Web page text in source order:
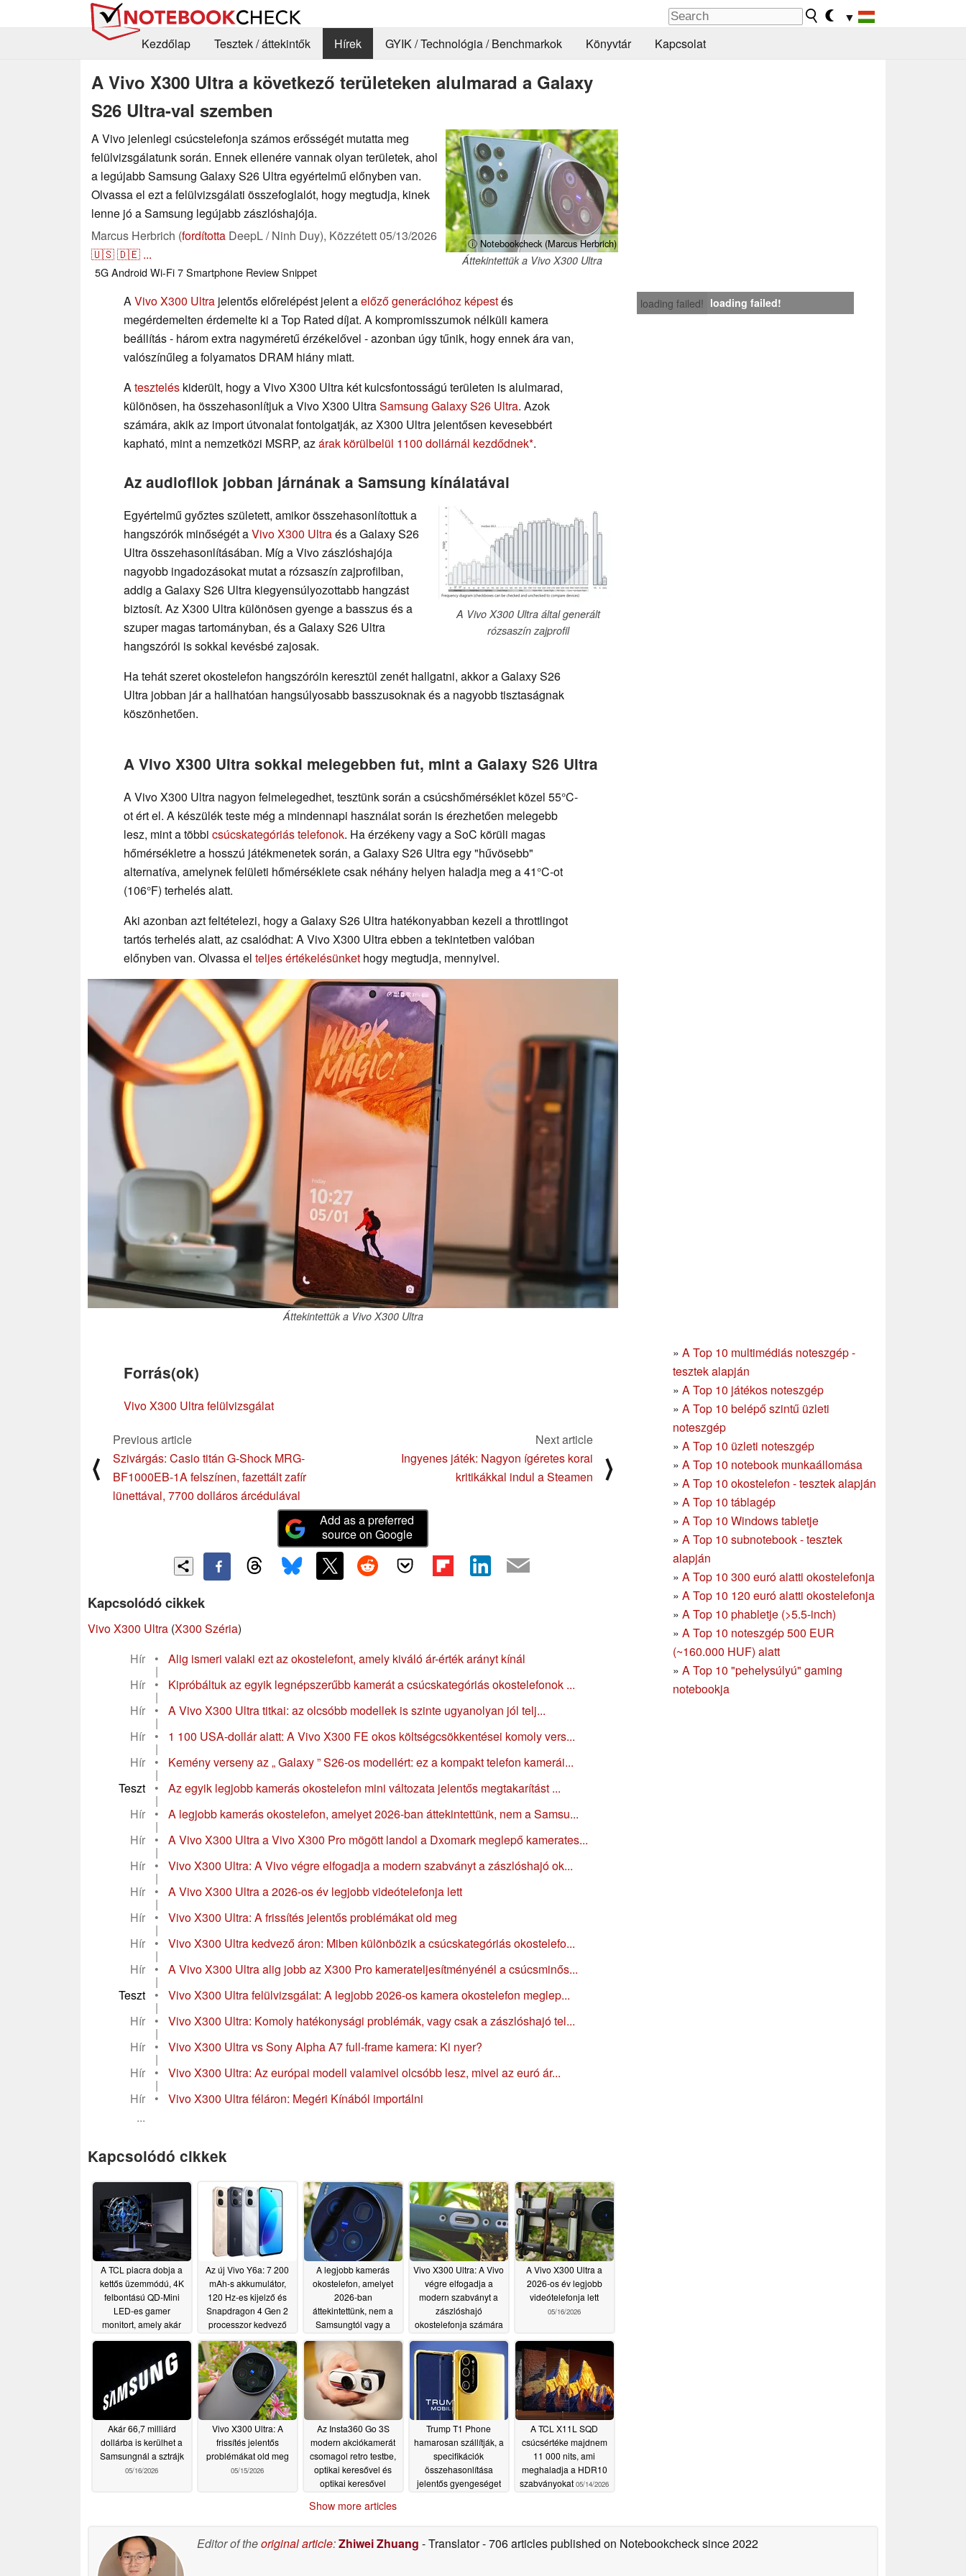
▼
Kezdőlap
Tesztek / áttekintők Hírek GYIK / Technológia / Benchmarkok Könyvtár Kapcsolat
A Vivo X300 Ultra a következő területeken alulmarad a Galaxy
S26 Ultra-val szemben
ⓘ Notebookcheck (Marcus Herbrich)
Áttekintettük a Vivo X300 Ultra
A Vivo jelenlegi csúcstelefonja számos erősségét mutatta meg
felülvizsgálatunk során. Ennek ellenére vannak olyan területek, ahol
a legújabb Samsung Galaxy S26 Ultra egyértelmű előnyben van.
Olvassa el ezt a felülvizsgálati összefoglalót, hogy megtudja, kinek
lenne jó a Samsung legújabb zászlóshajója.
Marcus Herbrich (fordította DeepL / Ninh Duy), Közzétett05/13/2026
🇺🇸🇩🇪 ...
5GAndroidWi-Fi 7Smartphone Review Snippet
loading failed! loading failed!
AVivo X300 Ultra jelentős előrelépést jelent aelőző generációhoz képestés
megérdemelten érdemelte ki a Top Rated díjat. A kompromisszumok nélküli kamera
beállítás - három extra nagyméretű érzékelővel - azonban úgy tűnik, hogy ennek ára van,
valószínűleg a folyamatos DRAM hiány miatt.
Atesztelés kiderült, hogy a Vivo X300 Ultra két kulcsfontosságú területen is alulmarad,
különösen, ha összehasonlítjuk a Vivo X300 UltraSamsung Galaxy S26 Ultra. Azok
számára, akik az import útvonalat fontolgatják, az X300 Ultra jelentősen kevesebbért
kapható, mint a nemzetközi MSRP, azárak körülbelül 1100 dollárnál kezdődnek .
Az audiofilok jobban járnának a Samsung kínálatával
A Vivo X300 Ultra által generált
rózsaszín zajprofil
Egyértelmű győztes született, amikor összehasonlítottuk a
hangszórók minőségét aVivo X300 Ultraés a Galaxy S26
Ultra összehasonlításában. Míg a Vivo zászlóshajója
nagyobb ingadozásokat mutat a rózsaszín zajprofilban,
addig a Galaxy S26 Ultra kiegyensúlyozottabb hangzást
biztosít. Az X300 Ultra különösen gyenge a basszus és a
szuper magas tartományban, és a Galaxy S26 Ultra
hangszórói is sokkal kevésbé zajosak.
Ha tehát szeret okostelefon hangszóróin keresztül zenét hallgatni, akkor a Galaxy S26
Ultra jobban jár a hallhatóan hangsúlyosabb basszusoknak és a nagyobb tisztaságnak
köszönhetően.
A Vivo X300 Ultra sokkal melegebben fut, mint a Galaxy S26 Ultra
A Vivo X300 Ultra nagyon felmelegedhet, tesztünk során a csúcshőmérséklet közel 55°C-
ot ért el. A készülék teste még a mindennapi használat során is érezhetően melegebb
lesz, mint a többi csúcskategóriás telefonok. Ha érzékeny vagy a SoC körüli magas
hőmérsékletre a hosszú játékmenetek során, a Galaxy S26 Ultra egy "hűvösebb"
alternatíva, amelynek felületi hőmérséklete csak néhány helyen haladja meg a 41°C-ot
(106°F) terhelés alatt.
Aki azonban azt feltételezi, hogy a Galaxy S26 Ultra hatékonyabban kezeli a throttlingot
tartós terhelés alatt, az csalódhat: A Vivo X300 Ultra ebben a tekintetben valóban
előnyben van. Olvassa el teljes értékelésünket hogy megtudja, mennyivel.
Áttekintettük a Vivo X300 Ultra
» A Top 10 multimédiás noteszgép -
tesztek alapján
» A Top 10 játékos noteszgép
» A Top 10 belépő szintű üzleti
noteszgép
» A Top 10 üzleti noteszgép
» A Top 10 notebook munkaállomása
» A Top 10 okostelefon - tesztek alapján
» A Top 10 táblagép
» A Top 10 Windows tabletje
» A Top 10 subnotebook - tesztek
alapján
» A Top 10 300 euró alatti okostelefonja
» A Top 10 120 euró alatti okostelefonja
» A Top 10 phabletje (>5.5-inch)
» A Top 10 noteszgép 500 EUR
(~160.000 HUF) alatt
» A Top 10 "pehelysúlyú" gaming
notebookja
Forrás(ok)
Vivo X300 Ultra felülvizsgálat
⟨
Previous article
Szivárgás: Casio titán G-Shock MRG-
BF1000EB-1A felszínen, fazettált zafír
lünettával, 7700 dolláros árcédulával
Next article
Ingyenes játék: Nagyon ígéretes korai
kritikákkal indul a Steamen
⟩
Add as a preferred
source on Google
Kapcsolódó cikkek
Vivo X300 Ultra (X300 Széria)
Hír
• Alig ismeri valaki ezt az okostelefont, amely kiváló ár-érték arányt kínál
|
Hír
• Kipróbáltuk az egyik legnépszerűbb kamerát a csúcskategóriás okostelefonok ...
|
Hír
• A Vivo X300 Ultra titkai: az olcsóbb modellek is szinte ugyanolyan jól telj...
|
Hír
• 1 100 USA-dollár alatt: A Vivo X300 FE okos költségcsökkentései komoly vers...
|
Hír
• Kemény verseny az „ Galaxy ” S26-os modellért: ez a kompakt telefon kamerái...
|
Teszt
• Az egyik legjobb kamerás okostelefon mini változata jelentős megtakarítást ...
|
Hír
• A legjobb kamerás okostelefon, amelyet 2026-ban áttekintettünk, nem a Samsu...
|
Hír
• A Vivo X300 Ultra a Vivo X300 Pro mögött landol a Dxomark meglepő kamerates...
|
Hír
• Vivo X300 Ultra: A Vivo végre elfogadja a modern szabványt a zászlóshajó ok...
|
Hír
• A Vivo X300 Ultra a 2026-os év legjobb videótelefonja lett
|
Hír
• Vivo X300 Ultra: A frissítés jelentős problémákat old meg
|
Hír
• Vivo X300 Ultra kedvező áron: Miben különbözik a csúcskategóriás okostelefo...
|
Hír
• A Vivo X300 Ultra alig jobb az X300 Pro kamerateljesítményénél a csúcsminős...
|
Teszt
• Vivo X300 Ultra felülvizsgálat: A legjobb 2026-os kamera okostelefon meglep...
|
Hír
• Vivo X300 Ultra: Komoly hatékonysági problémák, vagy csak a zászlóshajó tel...
|
Hír
• Vivo X300 Ultra vs Sony Alpha A7 full-frame kamera: Ki nyer?
|
Hír
• Vivo X300 Ultra: Az európai modell valamivel olcsóbb lesz, mivel az euró ár...
|
Hír
•
Vivo X300 Ultra féláron: Megéri Kínából importálni
...
Kapcsolódó cikkek
A TCL piacra dobja a
kettős üzemmódú, 4K
felbontású QD-Mini
LED-es gamer
monitort, amely akár
frekvenciával is
07/09/2026
Az új Vivo Y6a: 7 200
mAh-s akkumulátor,
120 Hz-es kijelző és
Snapdragon 4 Gen 2
processzor kedvező
06/26/2026
A legjobb kamerás
okostelefon, amelyet
2026-ban
áttekintettünk, nem a
Samsungtól vagy a
06/09/2026
Vivo X300 Ultra: A Vivo
végre elfogadja a
modern szabványt a
zászlóshajó
okostelefonja számára
05/17/2026
A Vivo X300 Ultra a
2026-os év legjobb
videótelefonja lett
05/16/2026
Akár 66,7 milliárd
dollárba is kerülhet a
Samsungnál a sztrájk
05/16/2026
Vivo X300 Ultra: A
frissítés jelentős
problémákat old meg
05/15/2026
Az Insta360 Go 3S
modern akciókamerát
csomagol retro testbe,
optikai keresővel és
optikai keresővel
Trump T1 Phone
hamarosan szállítják, a
specifikációk
összehasonlítása
jelentős gyengeséget
A TCL X11L SQD
csúcsértéke majdnem
11 000 nits, ami
meghaladja a HDR10
szabványokat 05/14/2026
Show more articles
Editor of theoriginal article:Zhiwei Zhuang - Translator- 706 articles published on Notebookchecksince 2022